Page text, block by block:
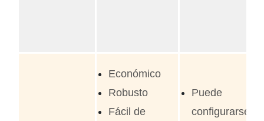
Económico
Robusto
Fácil de
Puede
configurarse